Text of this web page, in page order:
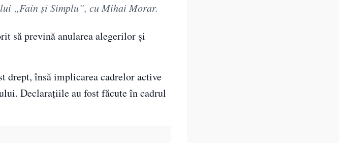
„Fain şi Simplu”, cu Mihai Morar.
să prevină anularea alegerilor și
drept, însă implicarea cadrelor active
Declarațiile au fost făcute în cadrul